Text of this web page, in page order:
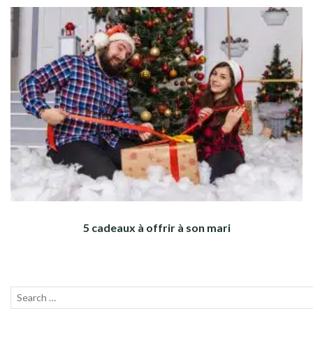
5 cadeaux à offrir à son mari
Recherche